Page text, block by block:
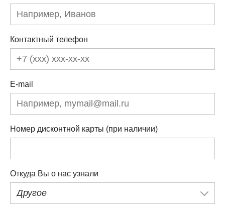
Контактный телефон
E-mail
Номер дисконтной карты (при наличии)
Откуда Вы о нас узнали
Другое